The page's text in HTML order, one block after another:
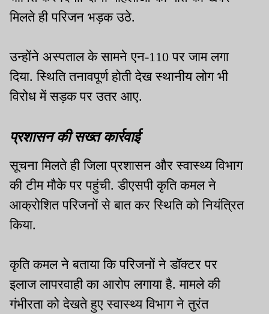
मिलते ही परिजन भड़क उठे.
उन्होंने अस्पताल के सामने एन-110 पर जाम लगा
दिया. स्थिति तनावपूर्ण होती देख स्थानीय लोग भी
विरोध में सड़क पर उतर आए.
प्रशासन की सख्त कार्रवाई
सूचना मिलते ही जिला प्रशासन और स्वास्थ्य विभाग
की टीम मौके पर पहुंची. डीएसपी कृति कमल ने
आक्रोशित परिजनों से बात कर स्थिति को नियंत्रित
किया.
कृति कमल ने बताया कि परिजनों ने डॉक्टर पर
इलाज लापरवाही का आरोप लगाया है. मामले की
गंभीरता को देखते हुए स्वास्थ्य विभाग ने तुरंत